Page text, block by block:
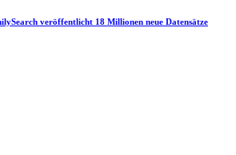
veröffentlicht 18 Millionen neue Datensätze